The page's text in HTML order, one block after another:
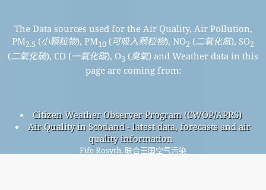
The Data sources used for the Air Quality, Air Pollution,
PM2.5 (小颗粒物), PM10 (可吸入颗粒物), NO2 (二氧化氮), SO2
(二氧化硫), CO (一氧化碳), O3 (臭氧) and Weather data in this
page are coming from:
Citizen Weather Observer Program (CWOP/APRS)
Air Quality in Scotland - latest data, forecasts and air
quality information
Fife Rosyth, 联合王国空气污染